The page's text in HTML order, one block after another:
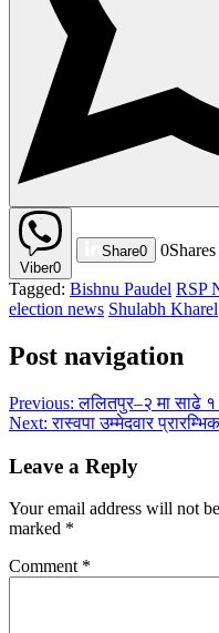
Viber0
Share0 0Shares
Tagged: Bishnu Paudel RSP
election news Shulabh Kharel
Post navigation
Previous: ललितपुर–२ मा साढे
Next: रास्वपा उम्मेदवार
Leave a Reply
Your email address will not
marked *
Comment *